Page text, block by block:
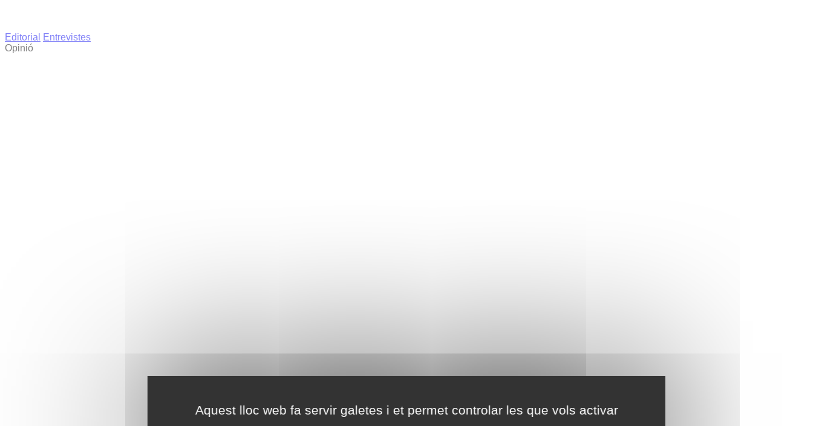
Aquest lloc web fa servir galetes i et permet controlar les que vols activar
Editorial
Entrevistes
Opinió